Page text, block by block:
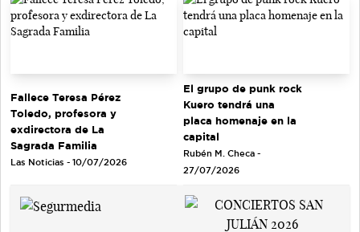
Fallece Teresa Pérez
Toledo, profesora y
exdirectora de La
Sagrada Familia
Las Noticias - 10/07/2026
El grupo de punk rock
Kuero tendrá una
placa homenaje en la
capital
Rubén M. Checa -
27/07/2026